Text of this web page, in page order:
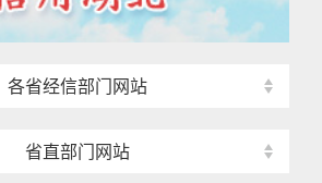
各省经信部门网站
省直部门网站